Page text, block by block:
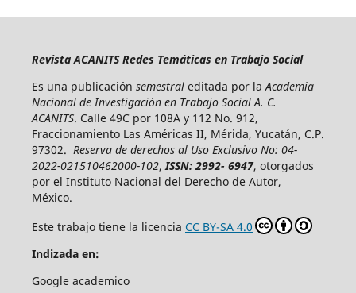
Revista ACANITS Redes Temáticas en Trabajo Social
Es una publicación semestraleditada por la Academia
Nacional de Investigación en Trabajo Social A. C.
ACANITS. Calle 49C por 108A y 112 No. 912,
Fraccionamiento Las Américas II, Mérida, Yucatán, C.P.
97302. Reserva de derechos al Uso Exclusivo No: 04-
2022-021510462000-102, ISSN: 2992- 6947, otorgados
por el Instituto Nacional del Derecho de Autor,
México.
Este trabajo tiene la licencia CC BY-SA 4.0
Indizada en:
Google academico